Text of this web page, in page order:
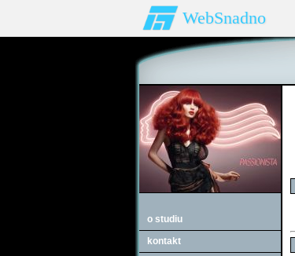
WebSnadno
o studiu
kontakt